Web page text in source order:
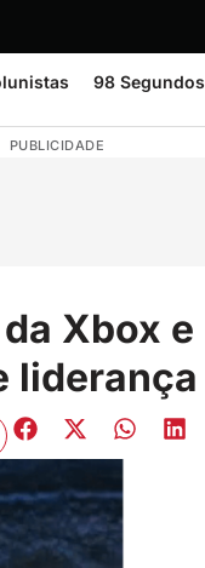
98 Segundos
PUBLICIDADE
Xbox e
liderança